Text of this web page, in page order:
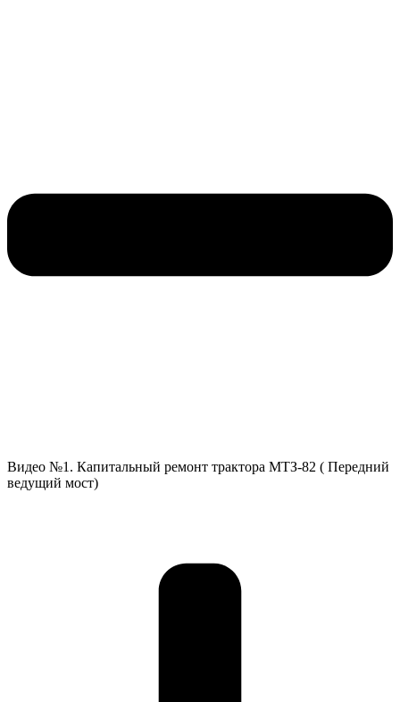
Видео №1. Капитальный ремонт трактора МТЗ-82 ( Передний
ведущий мост)